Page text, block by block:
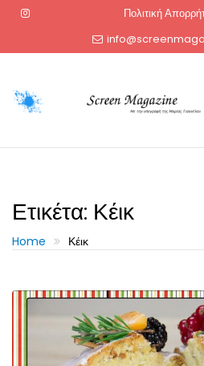
Πολιτική
Ετικέτα: Κέικ
Home Κέικ